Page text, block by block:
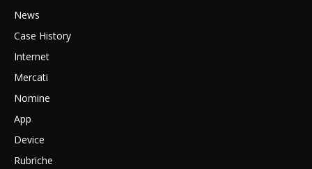
News
Case History
Internet
Mercati
Nomine
App
Device
Rubriche